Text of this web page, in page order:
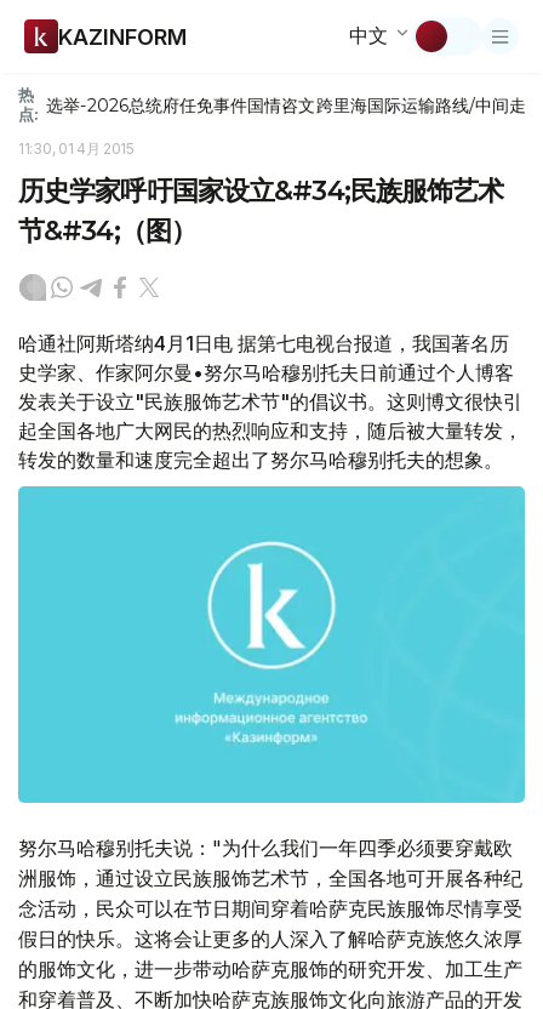
KAZINFORM 中文
热
点: 选举-2026总统府任免事件国情咨文跨里海国际运输路线/中间走廊
11:30, 01 4月 2015
历史学家呼吁国家设立&#34;民族服饰艺术
节&#34;（图）
哈通社阿斯塔纳4月1日电 据第七电视台报道，我国著名历
史学家、作家阿尔曼•努尔马哈穆别托夫日前通过个人博客
发表关于设立"民族服饰艺术节"的倡议书。这则博文很快引
起全国各地广大网民的热烈响应和支持，随后被大量转发，
转发的数量和速度完全超出了努尔马哈穆别托夫的想象。
努尔马哈穆别托夫说："为什么我们一年四季必须要穿戴欧
洲服饰，通过设立民族服饰艺术节，全国各地可开展各种纪
念活动，民众可以在节日期间穿着哈萨克民族服饰尽情享受
假日的快乐。这将会让更多的人深入了解哈萨克族悠久浓厚
的服饰文化，进一步带动哈萨克服饰的研究开发、加工生产
和穿着普及、不断加快哈萨克族服饰文化向旅游产品的开发